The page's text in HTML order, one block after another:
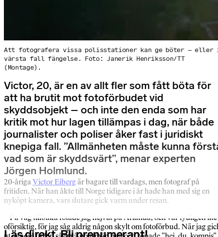
Att fotografera vissa polisstationer kan ge böter – eller
värsta fall fängelse. Foto: Janerik Henriksson/TT
(Montage).
Victor, 20, är en av allt fler som fått böta för
att ha brutit mot fotoförbudet vid
skyddsobjekt – och inte den enda som har
kritik mot hur lagen tillämpas i dag, när både
journalister och poliser åker fast i juridiskt
knepiga fall. ”Allmänheten måste kunna
vad som är skyddsvärt”, menar experten
Jörgen Holmlund.
20-åriga Victor Eiberg är bagare till vardags, men fotograf på
fritiden. När han åkte till Norge tidigare i år hade han med sig en
nyköpt kamera, vars slutare gick varm under resan.
– På väg tillbaka fotade jag hejvilt på Arlanda, och var tydligen lite
oförsiktig, för jag såg aldrig någon skylt om fotoförbud. När jag